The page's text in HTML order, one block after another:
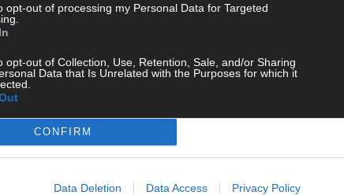
opt-out of processing my Personal Data for Targeted
opt-out of Collection, Use, Retention, Sale, and/or Sharing
Data that Is Unrelated with the Purposes for which it
CONFIRM
Data Deletion Data Access Privacy Policy
mit und teile deine Perspektive. Mit * gekennzeichnete
(Vor- und Nachname) und eine gültige E-Mail-
Kommentar kurz. Beiträge, die unsereNetiquette
Hetze, Spam oder Werbung werden nicht